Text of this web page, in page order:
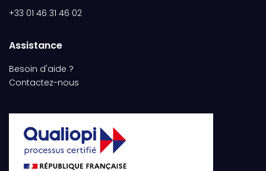
+33 01 46 31 46 02
Assistance
Besoin d'aide ?
Contactez-nous